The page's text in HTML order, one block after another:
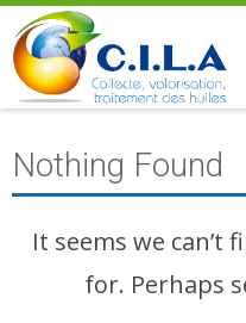
Nothing Found
It seems we can’t
for. Perhaps